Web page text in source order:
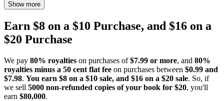
Show more
Earn $8 on a $10 Purchase, and $16 on a
$20 Purchase
We pay 80% royalties on purchases of$7.99 or more, and 80%
royalties minus a 50 cent flat fee on purchases between $0.99 and
$7.98. You earn $8 on a $10 sale, and $16 on a $20 sale. So, if
we sell 5000 non-refunded copies of your book for $20, you'll
earn $80,000.